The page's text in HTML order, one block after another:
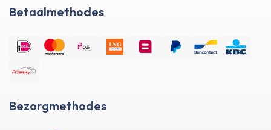
Betaalmethodes
Bezorgmethodes